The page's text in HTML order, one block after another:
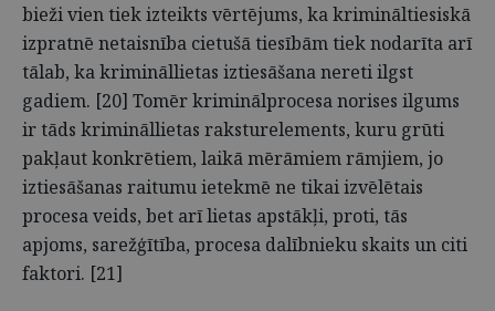
bieži vien tiek izteikts vērtējums, ka krimināltiesiskā
izpratnē netaisnība cietušā tiesībām tiek nodarīta arī
tālab, ka krimināllietas iztiesāšana nereti ilgst
gadiem. [20] Tomēr kriminālprocesa norises ilgums
ir tāds krimināllietas raksturelements, kuru grūti
pakļaut konkrētiem, laikā mērāmiem rāmjiem, jo
iztiesāšanas raitumu ietekmē ne tikai izvēlētais
procesa veids, bet arī lietas apstākļi, proti, tās
apjoms, sarežģītība, procesa dalībnieku skaits un citi
faktori. [21]